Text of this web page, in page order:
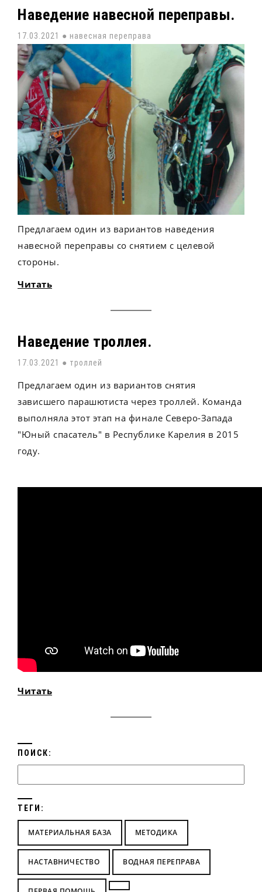
Наведение навесной переправы.
17.03.2021 ● навесная переправа
Предлагаем один из вариантов наведения
навесной переправы со снятием с целевой
стороны.
Читать
Наведение троллея.
17.03.2021 ● троллей
Предлагаем один из вариантов снятия
зависшего парашютиста через троллей. Команда
выполняла этот этап на финале Северо-Запада
"Юный спасатель" в Республике Карелия в 2015
году.
Читать
ПОИСК:
ТЕГИ:
МАТЕРИАЛЬНАЯ БАЗА МЕТОДИКА
НАСТАВНИЧЕСТВО ВОДНАЯ ПЕРЕПРАВА